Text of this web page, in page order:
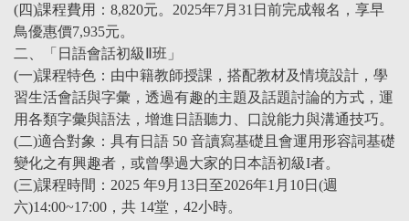
(四)課程費用：8,820元。2025年7月31日前完成報名，享早
鳥優惠價7,935元。
二、「日語會話初級Ⅱ班」
(一)課程特色：由中籍教師授課，搭配教材及情境設計，學
習生活會話與字彙，透過有趣的主題及話題討論的方式，運
用各類字彙與語法，增進日語聽力、口說能力與溝通技巧。
(二)適合對象：具有日語 50 音讀寫基礎且會運用形容詞基礎
變化之有興趣者，或曾學過大家的日本語初級I者。
(三)課程時間：2025 年9月13日至2026年1月10日(週
六)14:00~17:00，共 14堂，42小時。